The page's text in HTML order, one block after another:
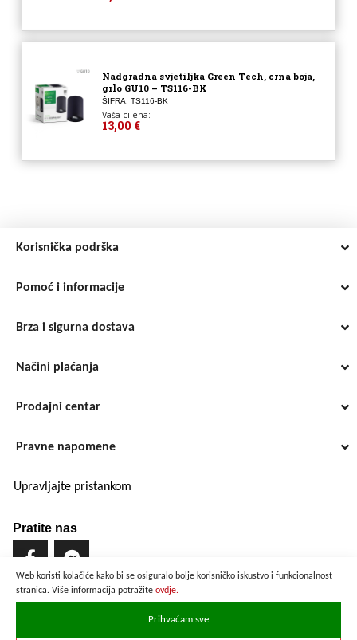
Web koristi kolačiće kako bi se osiguralo bolje korisničko iskustvo i funkcionalnost
stranica. Više informacija potražite ovdje.
Prihvaćam sve
Nadgradna svjetiljka Green Tech, crna boja,
grlo GU10 – TS116-BK
ŠIFRA: TS116-BK
Vaša cijena:
13,00 €
Korisnička podrška
Pomoć i informacije
Brza i sigurna dostava
Načini plaćanja
Prodajni centar
Pravne napomene
Upravljajte pristankom
Pratite nas
Brzo i sigurno plaćanje